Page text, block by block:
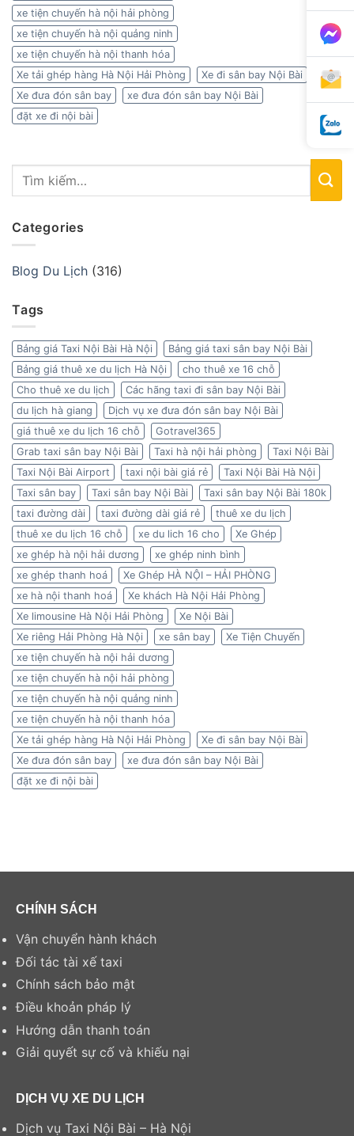
xe tiện chuyến hà nội hải phòng
xe tiện chuyến hà nội quảng ninh
xe tiện chuyến hà nội thanh hóa
Xe tải ghép hàng Hà Nội Hải Phòng
Xe đi sân bay Nội Bài
Xe đưa đón sân bay
xe đưa đón sân bay Nội Bài
đặt xe đi nội bài
Categories
Blog Du Lịch (316)
Tags
Bảng giá Taxi Nội Bài Hà Nội
Bảng giá taxi sân bay Nội Bài
Bảng giá thuê xe du lịch Hà Nội
cho thuê xe 16 chỗ
Cho thuê xe du lịch
Các hãng taxi đi sân bay Nội Bài
du lịch hà giang
Dịch vụ xe đưa đón sân bay Nội Bài
giá thuê xe du lịch 16 chỗ
Gotravel365
Grab taxi sân bay Nội Bài
Taxi hà nội hải phòng
Taxi Nội Bài
Taxi Nội Bài Airport
taxi nội bài giá rẻ
Taxi Nội Bài Hà Nội
Taxi sân bay
Taxi sân bay Nội Bài
Taxi sân bay Nội Bài 180k
taxi đường dài
taxi đường dài giá rẻ
thuê xe du lịch
thuê xe du lịch 16 chỗ
xe du lich 16 cho
Xe Ghép
xe ghép hà nội hải dương
xe ghép ninh bình
xe ghép thanh hoá
Xe Ghép HÀ NỘI – HẢI PHÒNG
xe hà nội thanh hoá
Xe khách Hà Nội Hải Phòng
Xe limousine Hà Nội Hải Phòng
Xe Nội Bài
Xe riêng Hải Phòng Hà Nội
xe sân bay
Xe Tiện Chuyến
xe tiện chuyến hà nội hải dương
xe tiện chuyến hà nội hải phòng
xe tiện chuyến hà nội quảng ninh
xe tiện chuyến hà nội thanh hóa
Xe tải ghép hàng Hà Nội Hải Phòng
Xe đi sân bay Nội Bài
Xe đưa đón sân bay
xe đưa đón sân bay Nội Bài
đặt xe đi nội bài
CHÍNH SÁCH
Vận chuyển hành khách
Đối tác tài xế taxi
Chính sách bảo mật
Điều khoản pháp lý
Hướng dẫn thanh toán
Giải quyết sự cố và khiếu nại
DỊCH VỤ XE DU LỊCH
Dịch vụ Taxi Nội Bài – Hà Nội